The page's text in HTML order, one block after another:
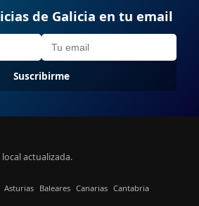
de Galicia en tu email
Suscribirme
actualizada.
Asturias Baleares Canarias Cantabria